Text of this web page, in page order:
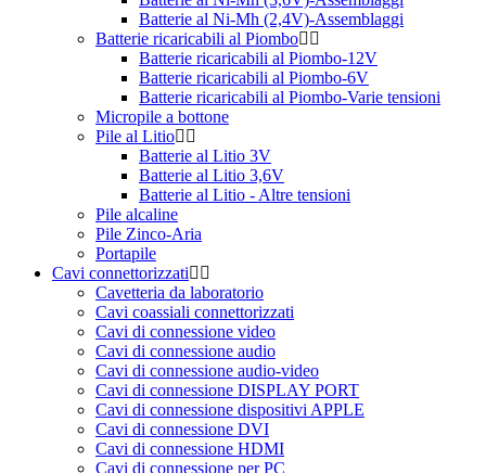
Batterie al Ni-Mh (2,4V)-Assemblaggi
Batterie ricaricabili al Piombo
Batterie ricaricabili al Piombo-12V
Batterie ricaricabili al Piombo-6V
Batterie ricaricabili al Piombo-Varie tensioni
Micropile a bottone
Pile al Litio
Batterie al Litio 3V
Batterie al Litio 3,6V
Batterie al Litio - Altre tensioni
Pile alcaline
Pile Zinco-Aria
Portapile
Cavi connettorizzati
Cavetteria da laboratorio
Cavi coassiali connettorizzati
Cavi di connessione video
Cavi di connessione audio
Cavi di connessione audio-video
Cavi di connessione DISPLAY PORT
Cavi di connessione dispositivi APPLE
Cavi di connessione DVI
Cavi di connessione HDMI
Cavi di connessione per PC